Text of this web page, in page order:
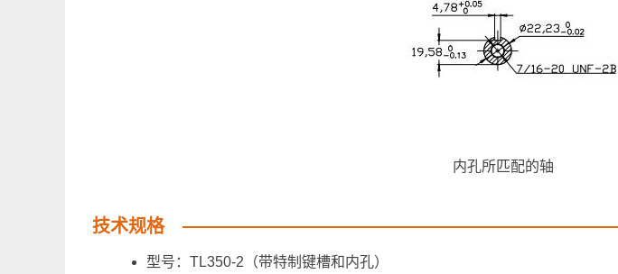
内孔所匹配的轴
技术规格
型号：TL350-2（带特制键槽和内孔）